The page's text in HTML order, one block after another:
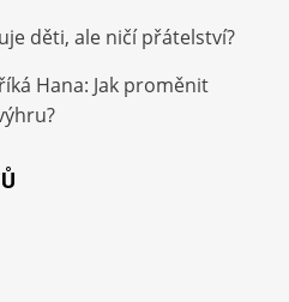
děti, ale ničí přátelství?
Hana: Jak proměnit